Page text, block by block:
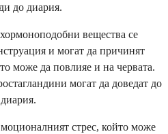
до диария.
вещества се
и могат да причинят
може да повлияе и на червата.
могат да доведат до
стрес, който може